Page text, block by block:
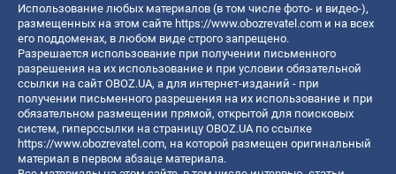
Использование любых материалов (в том числе фото- и видео-),
размещенных на этом сайте https://www.obozrevatel.com и на всех
его поддоменах, в любом виде строго запрещено.
Разрешается использование при получении письменного
разрешения на их использование и при условии обязательной
ссылки на сайт OBOZ.UA, а для интернет-изданий - при
получении письменного разрешения на их использование и при
обязательном размещении прямой, открытой для поисковых
систем, гиперссылки на страницу OBOZ.UA по ссылке
https://www.obozrevatel.com, на которой размещен оригинальный
материал в первом абзаце материала.